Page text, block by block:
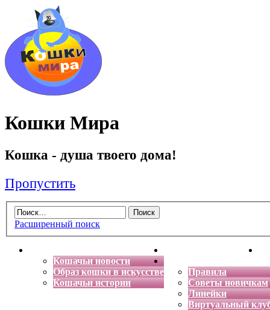
Кошки Мира
Кошка - душа твоего дома!
Пропустить
Расширенный поиск
Кошачьи новости
Образ кошки в искусстве
Кошачьи истории
Энциклопедия кошек
Правила
Советы новичкам
Линейки
Виртуальный